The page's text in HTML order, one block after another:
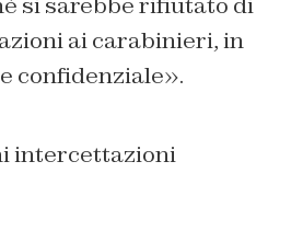
ai carabinieri, in
confidenziale».